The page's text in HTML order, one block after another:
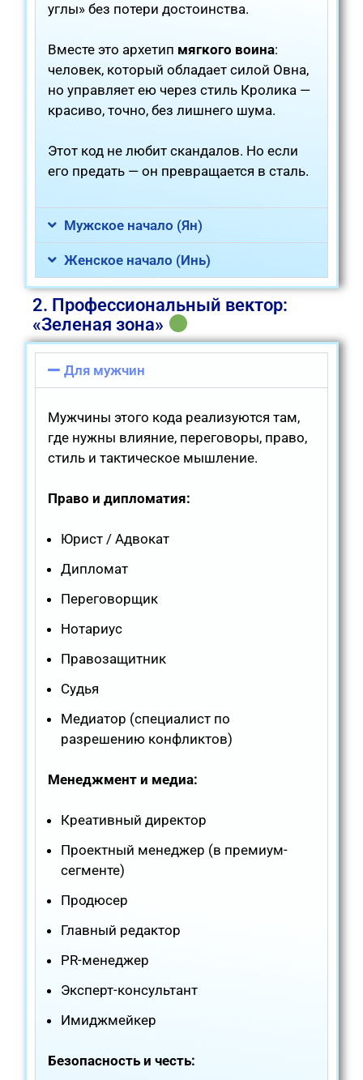
углы» без потери достоинства.
Вместе это архетип мягкого воина:
человек, который обладает силой Овна,
но управляет ею через стиль Кролика —
красиво, точно, без лишнего шума.
Этот код не любит скандалов. Но если
его предать — он превращается в сталь.
Мужское начало (Ян)
Женское начало (Инь)
2. Профессиональный вектор:
«Зеленая зона»
Для мужчин
Мужчины этого кода реализуются там,
где нужны влияние, переговоры, право,
стиль и тактическое мышление.
Право и дипломатия:
Юрист / Адвокат
Дипломат
Переговорщик
Нотариус
Правозащитник
Судья
Медиатор (специалист по
разрешению конфликтов)
Менеджмент и медиа:
Креативный директор
Проектный менеджер (в премиум-
сегменте)
Продюсер
Главный редактор
PR-менеджер
Эксперт-консультант
Имиджмейкер
Безопасность и честь: